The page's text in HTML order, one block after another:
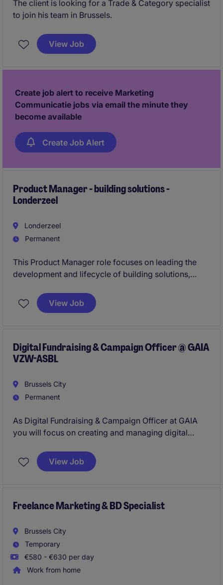
The client is looking for a Trade & Category specialist
to join his team in Brussels.
View Job
Create job alert to receive Marketing
Communicatie jobs via email the minute they
become available
Create Job Alert
Product Manager - building solutions -
Londerzeel
Londerzeel
Permanent
This Product Manager role focuses on leading the
development and lifecycle of building solutions,
needs while driving growth and profitability. It
involves cross-functional collaboration, international
View Job
Digital Fundraising & Campaign Officer @ GAIA
VZW-ASBL
Brussels City
Permanent
As Digital Fundraising & Campaign Officer at GAIA
you will focus on creating and managing digital
well be responsible for donor recruitment and
fundraising appeals through social media.
View Job
Freelance Marketing & BD Specialist
Brussels City
Temporary
€580 - €630 per day
Work from home